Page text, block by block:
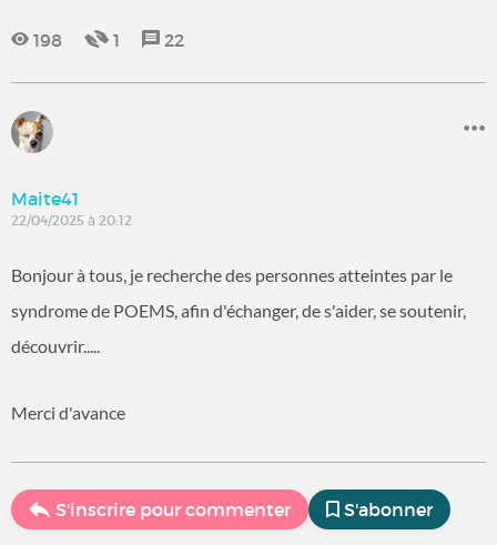
198 1 22
Maite41
22/04/2025 à 20:12
Bonjour à tous, je recherche des personnes atteintes par le
syndrome de POEMS, afin d'échanger, de s'aider, se soutenir,
découvrir.....
Merci d'avance
S'inscrire pour commenter S'abonner